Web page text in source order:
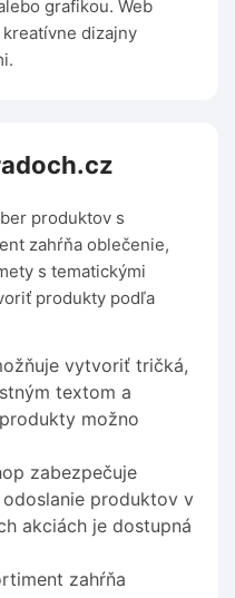
grafikou. Web
dizajny
produktov s
zahŕňa oblečenie,
s tematickými
produkty podľa
vytvoriť tričká,
textom a
možno
zabezpečuje
produktov v
akciách je dostupná
zahŕňa